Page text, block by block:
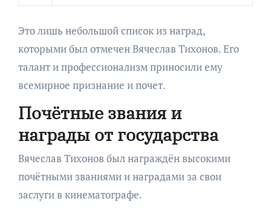
Это лишь небольшой список из наград,
которыми был отмечен Вячеслав Тихонов. Его
талант и профессионализм приносили ему
всемирное признание и почет.
Почётные звания и
награды от государства
Вячеслав Тихонов был награждён высокими
почётными званиями и наградами за свои
заслуги в кинематографе.